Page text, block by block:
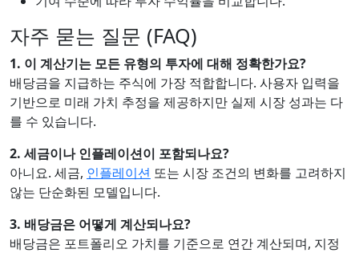
자주 묻는 질문 (FAQ)
1. 이 계산기는 모든 유형의 투자에 대해 정확한가요?
배당금을 지급하는 주식에 가장 적합합니다. 사용자 입력을
기반으로 미래 가치 추정을 제공하지만 실제 시장 성과는 다
를 수 있습니다.
2. 세금이나 인플레이션이 포함되나요?
아니요. 세금, 인플레이션 또는 시장 조건의 변화를 고려하지
않는 단순화된 모델입니다.
3. 배당금은 어떻게 계산되나요?
배당금은 포트폴리오 가치를 기준으로 연간 계산되며, 지정